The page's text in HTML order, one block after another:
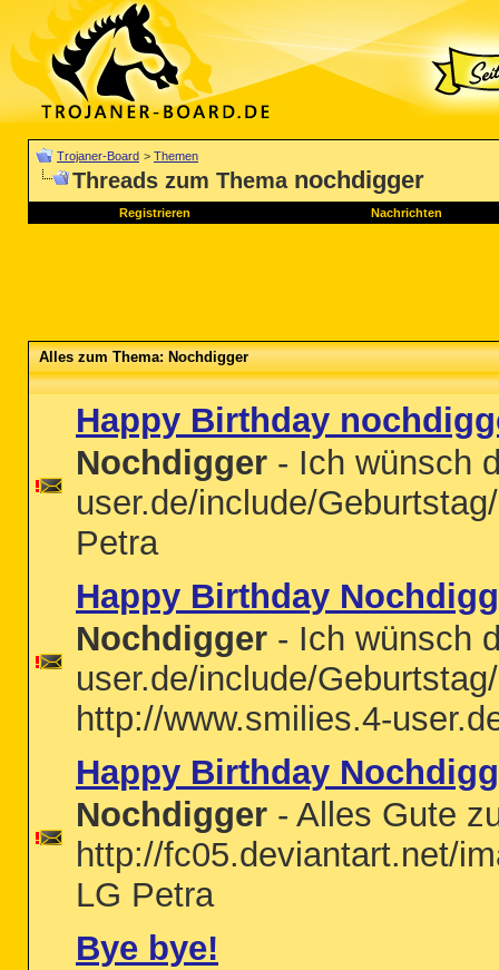
Trojaner-Board > Themen
Threads zum Thema nochdigger
Registrieren Nachrichten
Alles zum Thema: Nochdigger
Happy Birthday
Nochdigger - Ich wünsch
user.de/include/
Petra
Happy Birthday
Nochdigger - Ich wünsch
user.de/include/
http://www.smilies.4-
Happy Birthday
Nochdigger - Alles Gute
http://fc05.deviantart.net/
LG Petra
Bye bye!